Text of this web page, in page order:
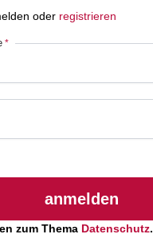
oder registrieren
anmelden
zum Thema Datenschutz.